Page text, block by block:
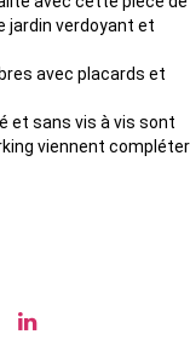
jardin verdoyant et
avec placards et
et sans vis à vis sont
viennent compléter